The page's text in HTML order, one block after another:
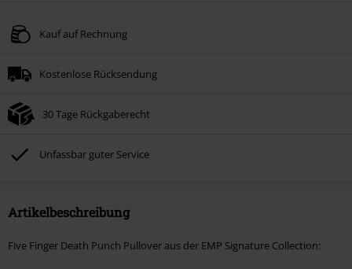
Kauf auf Rechnung
Kostenlose Rücksendung
30 Tage Rückgaberecht
Unfassbar guter Service
Artikelbeschreibung
Five Finger Death Punch Pullover aus der EMP Signature Collection: